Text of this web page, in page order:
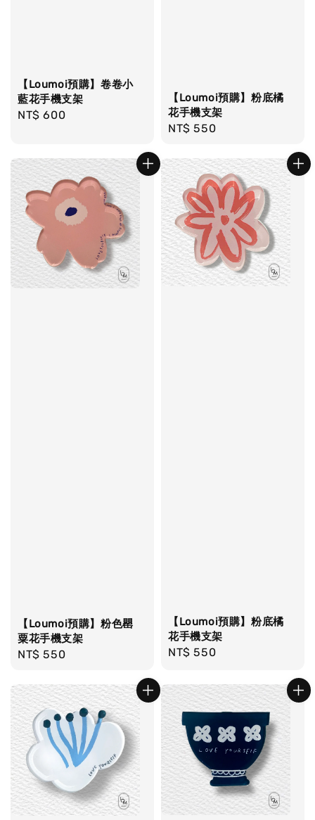
【Loumoi預購】卷卷小
藍花手機支架
Regular
NT$ 600
【Loumoi預購】粉底橘
花手機支架
Regular
NT$ 550
【Loumoi預購】粉色罌
粟花手機支架
Regular
NT$ 550
【Loumoi預購】粉底橘
花手機支架
Regular
NT$ 550